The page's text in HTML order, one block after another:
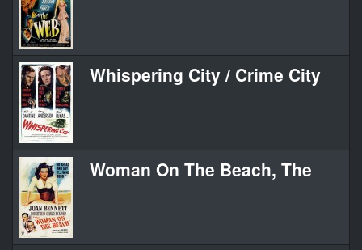
Whispering City / Crime City
Woman On The Beach, The